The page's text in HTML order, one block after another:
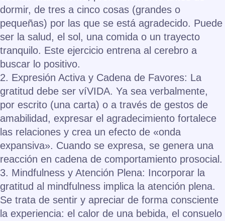
dormir, de tres a cinco cosas (grandes o
pequeñas) por las que se está agradecido. Puede
ser la salud, el sol, una comida o un trayecto
tranquilo. Este ejercicio entrena al cerebro a
buscar lo positivo.
2. Expresión Activa y Cadena de Favores: La
gratitud debe ser víVIDA. Ya sea verbalmente,
por escrito (una carta) o a través de gestos de
amabilidad, expresar el agradecimiento fortalece
las relaciones y crea un efecto de «onda
expansiva». Cuando se expresa, se genera una
reacción en cadena de comportamiento prosocial.
3. Mindfulness y Atención Plena: Incorporar la
gratitud al mindfulness implica la atención plena.
Se trata de sentir y apreciar de forma consciente
la experiencia: el calor de una bebida, el consuelo